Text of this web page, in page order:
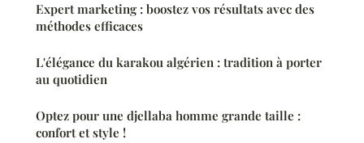
Expert marketing : boostez vos résultats avec des
méthodes efficaces
L'élégance du karakou algérien : tradition à porter
au quotidien
Optez pour une djellaba homme grande taille :
confort et style !